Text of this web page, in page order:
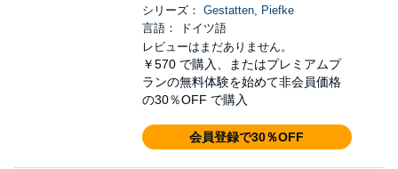
シリーズ： Gestatten, Piefke
言語： ドイツ語
レビューはまだありません。
￥570 で購入、またはプレミアムプ
ランの無料体験を始めて非会員価格
の30％OFF で購入
会員登録で30％OFF